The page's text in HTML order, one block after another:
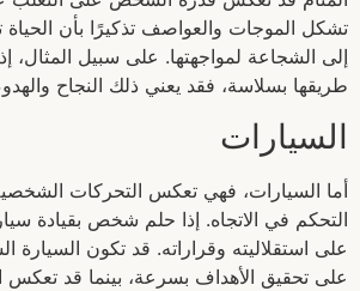
تشكل الموجات والعواصف تذكيرًا بأن
إلى الشجاعة لمواجهتها. على سبيل المثال،
طريقها بسلاسة، فقد يعني ذلك النجاح
السيارات
أما السيارات، فهي تعكس التحركات
التحكم في الاتجاه. إذا حلم شخص بقيادة
على استقلاليته وقراراته. قد تكون السيارة
على تحقيق الأهداف بسرعة، بينما قد تعكس